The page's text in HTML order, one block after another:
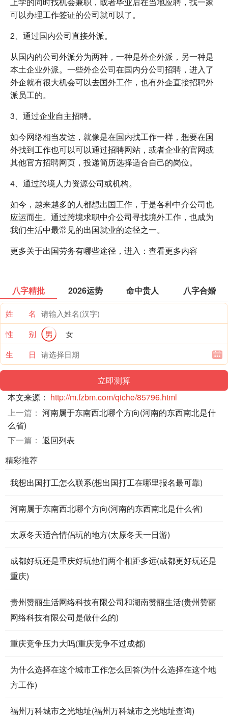
可以办理工作签证的公司就可以了。
2、通过国内公司直接外派。
从国内的公司外派分为两种，一种是外企外派，另一种是
本土企业外派。一些外企公司在国内分公司招聘，进入了
外企就有很大机会可以去国外工作，也有外企直接招聘外
派员工的。
3、通过企业自主招聘。
如今网络相当发达，就像是在国内找工作一样，想要在国
外找到工作也可以可以通过招聘网站，或者企业的官网或
其他官方招聘网页，投递简历选择适合自己的岗位。
4、通过跨境人力资源公司或机构。
如今，越来越多的人都想出国工作，于是各种中介公司也
应运而生。通过跨境求职中介公司寻找境外工作，也成为
我们生活中最常见的出国就业的途径之一。
更多关于出国劳务有哪些途径，进入：查看更多内容
八字精批 2026运势 命中贵人 八字合婚
姓 名
性 别
男
女
生 日
本文来源： http://m.fzbm.com/qiche/85796.html
上一篇： 河南属于东南西北哪个方向(河南的东西南北是什
么省)
下一篇： 返回列表
精彩推荐
我想出国打工怎么联系(想出国打工在哪里报名最可靠)
河南属于东南西北哪个方向(河南的东西南北是什么省)
太原冬天适合情侣玩的地方(太原冬天一日游)
成都好玩还是重庆好玩他们两个相距多远(成都更好玩还是
重庆)
贵州赞丽生活网络科技有限公司和湖南赞丽生活(贵州赞丽
网络科技有限公司是做什么的)
重庆竞争压力大吗(重庆竞争不过成都)
为什么选择在这个城市工作怎么回答(为什么选择在这个地
方工作)
福州万科城市之光地址(福州万科城市之光地址查询)